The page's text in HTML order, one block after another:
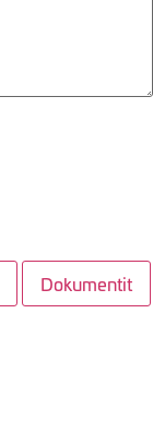
Dokumentit